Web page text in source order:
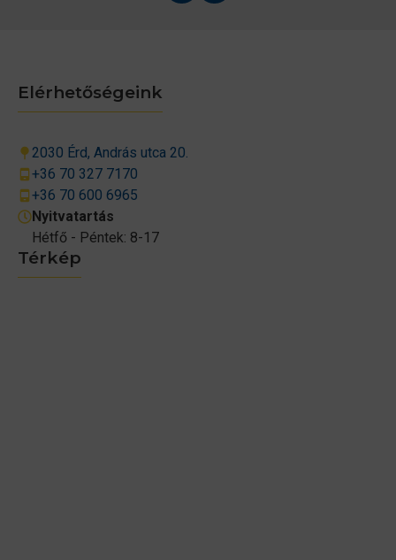
Térkép
Elérhetőségeink
2030 Érd, András utca 20.
+36 70 327 7170
+36 70 600 6965
Nyitvatartás
Hétfő - Péntek: 8-17